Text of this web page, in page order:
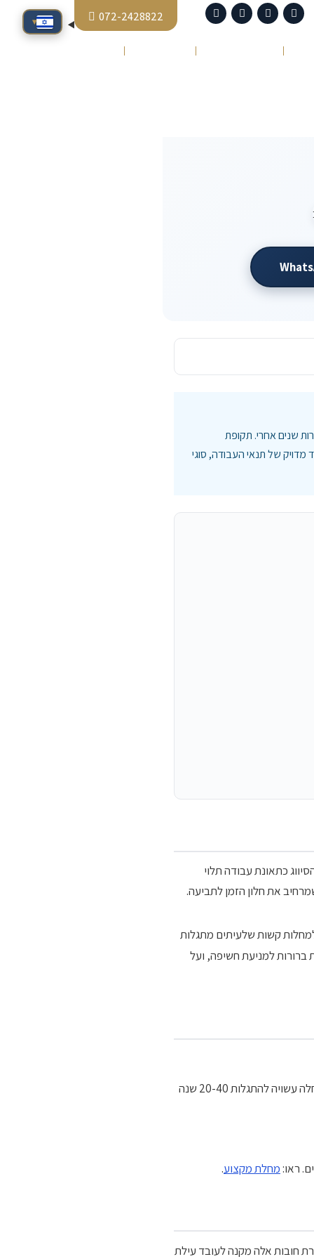
072-2428822
שנים אחרי. תקופת
של תנאי העבודה, סוגי
כתאונת עבודה תלוי
את חלון הזמן לתביעה.
קשות שלעיתים מתגלות
למניעת חשיפה, ועל
חשיפה לאסבסט גורמת למזותליומה (גידול ממאיר בפלאורה), אסבסטוזיס (מחלת ריאות), וסרטן ריאה. המחלה עשויה להתגלות 20-40 שנה
ראו:מחלת מקצוע.
חובות אלה מקנה לעובד עילת
▾